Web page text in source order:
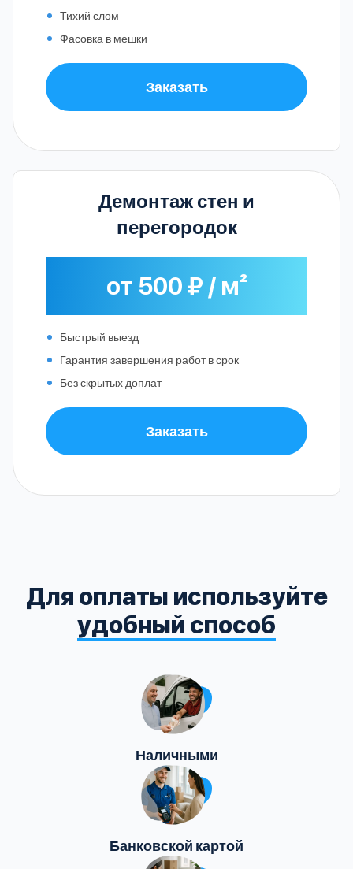
Тихий слом
Фасовка в мешки
Заказать
Демонтаж стен и
перегородок
от 500 ₽ / м²
Быстрый выезд
Гарантия завершения работ в срок
Без скрытых доплат
Заказать
Для оплаты используйте
удобный способ
Наличными
Банковской картой